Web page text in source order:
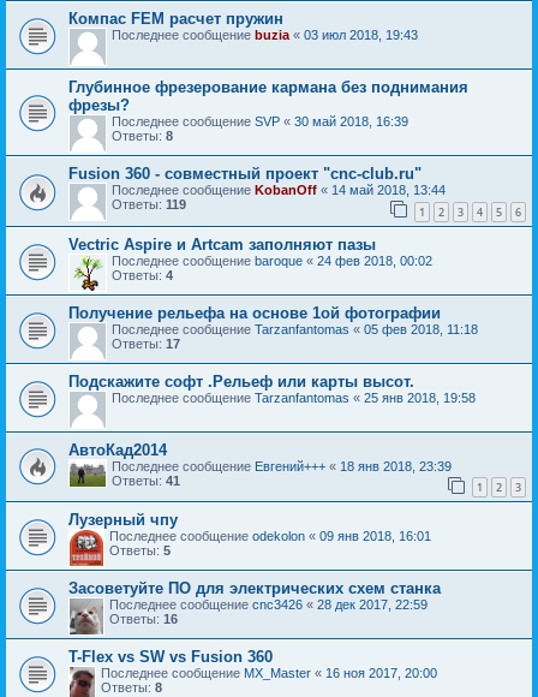
Компас FEM расчет пружин
Последнее сообщение buzia « 03 июл 2018, 19:43
Глубинное фрезерование кармана без поднимания
фрезы?
Последнее сообщение SVP « 30 май 2018, 16:39
Ответы: 8
Fusion 360 - совместный проект "cnc-club.ru"
Последнее сообщение KobanOff « 14 май 2018, 13:44
Ответы: 119 1 2 3 4 5 6
Vectric Aspire и Artcam заполняют пазы
Последнее сообщение baroque « 24 фев 2018, 00:02
Ответы: 4
Получение рельефа на основе 1ой фотографии
Последнее сообщение Tarzanfantomas « 05 фев 2018, 11:18
Ответы: 17
Подскажите софт .Рельеф или карты высот.
Последнее сообщение Tarzanfantomas « 25 янв 2018, 19:58
АвтоКад2014
Последнее сообщение Евгений+++ « 18 янв 2018, 23:39
Ответы: 41 1 2 3
Лузерный чпу
Последнее сообщение odekolon « 09 янв 2018, 16:01
Ответы: 5
Засоветуйте ПО для электрических схем станка
Последнее сообщение cnc3426 « 28 дек 2017, 22:59
Ответы: 16
T-Flex vs SW vs Fusion 360
Последнее сообщение MX_Master « 16 ноя 2017, 20:00
Ответы: 8